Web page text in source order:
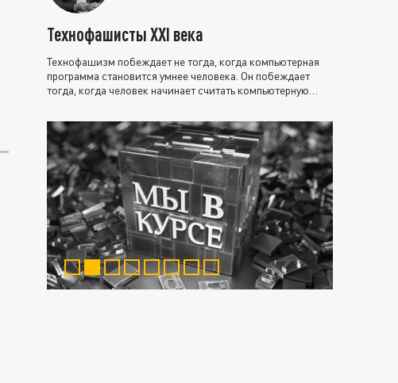
Технофашисты XXI века
Технофашизм побеждает не тогда, когда компьютерная
программа становится умнее человека. Он побеждает
тогда, когда человек начинает считать компьютерную